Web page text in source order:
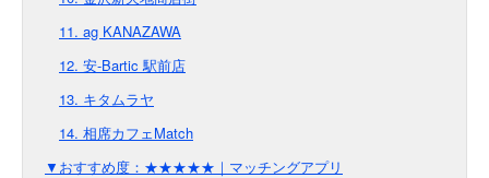
11. ag KANAZAWA
12. 安-Bartic 駅前店
13. キタムラヤ
14. 相席カフェMatch
▼おすすめ度：★★★★★｜マッチングアプリ